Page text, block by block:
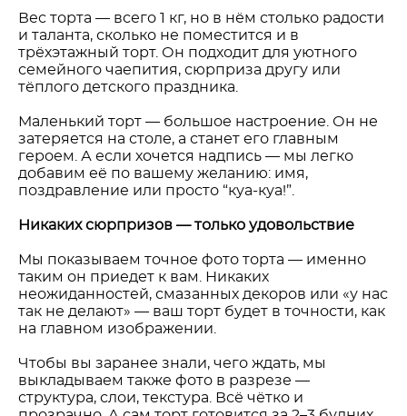
Вес торта — всего 1 кг, но в нём столько радости
и таланта, сколько не поместится и в
трёхэтажный торт. Он подходит для уютного
семейного чаепития, сюрприза другу или
тёплого детского праздника.
Маленький торт — большое настроение. Он не
затеряется на столе, а станет его главным
героем. А если хочется надпись — мы легко
добавим её по вашему желанию: имя,
поздравление или просто “куа-куа!”.
Никаких сюрпризов — только удовольствие
Мы показываем точное фото торта — именно
таким он приедет к вам. Никаких
неожиданностей, смазанных декоров или «у нас
так не делают» — ваш торт будет в точности, как
на главном изображении.
Чтобы вы заранее знали, чего ждать, мы
выкладываем также фото в разрезе —
структура, слои, текстура. Всё чётко и